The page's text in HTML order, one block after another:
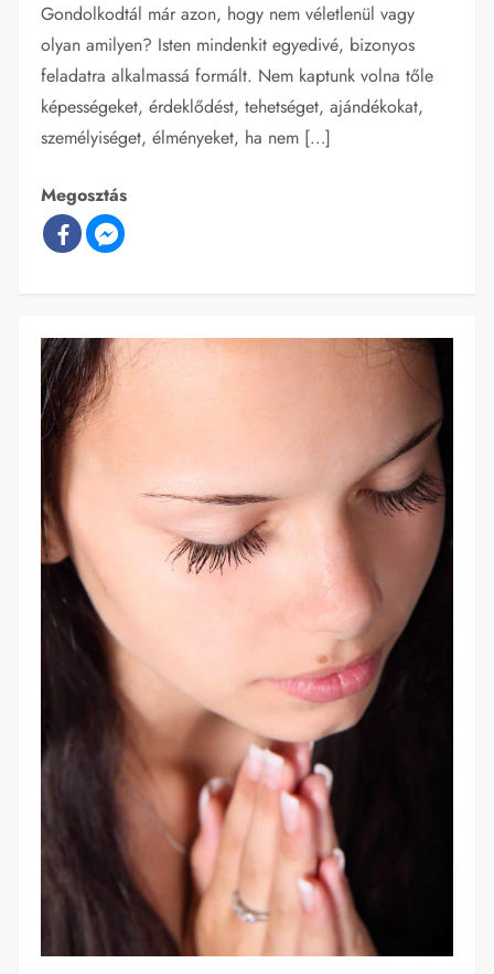
Gondolkodtál már azon, hogy nem véletlenül vagy
olyan amilyen? Isten mindenkit egyedivé, bizonyos
feladatra alkalmassá formált. Nem kaptunk volna tőle
képességeket, érdeklődést, tehetséget, ajándékokat,
személyiséget, élményeket, ha nem […]
Megosztás